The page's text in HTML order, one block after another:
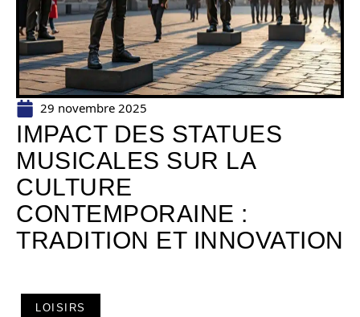
29 novembre 2025
IMPACT DES STATUES
MUSICALES SUR LA
CULTURE
CONTEMPORAINE :
TRADITION ET INNOVATION
LOISIRS